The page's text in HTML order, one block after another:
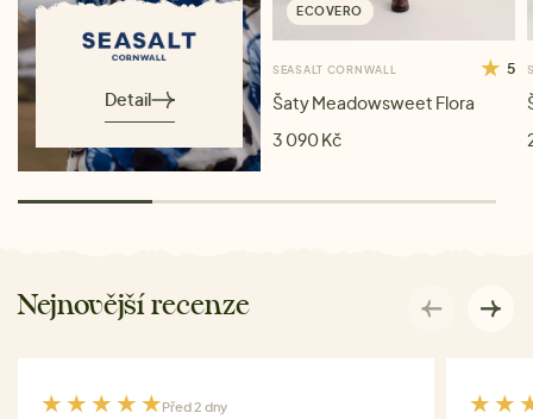
Detail
ECOVERO
SEASALT CORNWALL 5
Šaty Meadowsweet Flora
3 090 Kč
Nejnovější recenze
Před 2 dny